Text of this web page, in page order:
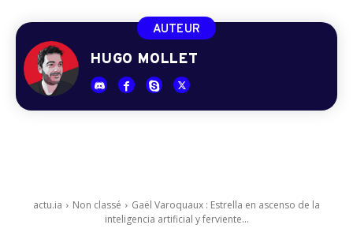
AUTEUR
HUGO MOLLET
actu.ia Non classé
Gaël Varoquaux : Estrella en ascenso de la
inteligencia artificial y ferviente...